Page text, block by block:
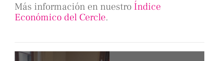
Más información en nuestro Índice
Económico del Cercle.